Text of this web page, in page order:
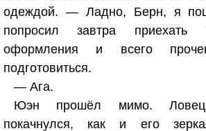
одеждой. — Ладно, Берн, я
попросил завтра приехать
оформления и всего
подготовиться.
— Ага.
Юэн прошёл мимо.
покачнулся, как и его